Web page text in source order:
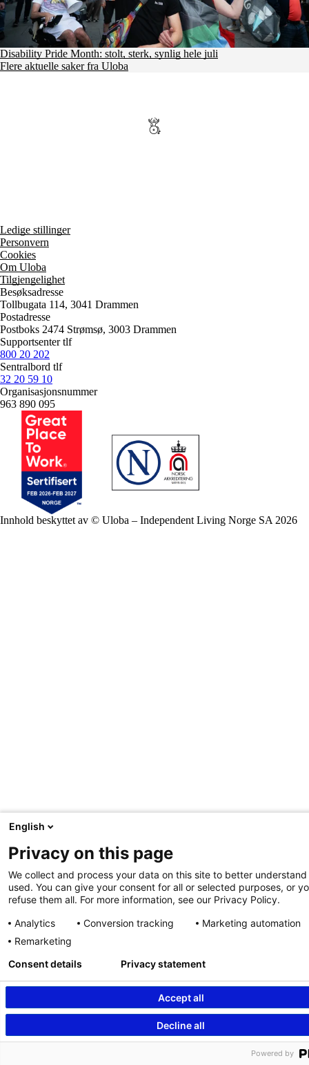
Disability Pride Month: stolt, sterk, synlig hele juli
Flere aktuelle saker fra Uloba
Ledige stillinger
Personvern
Cookies
Om Uloba
Tilgjengelighet
Besøksadresse
Tollbugata 114, 3041 Drammen
Postadresse
Postboks 2474 Strømsø, 3003 Drammen
Supportsenter tlf
800 20 202
Sentralbord tlf
32 20 59 10
Organisasjonsnummer
963 890 095
Innhold beskyttet av © Uloba – Independent Living Norge SA 2026
English
Privacy on this page
We collect and process your data on this site to better
used. You can give your consent for all or selected purposes, or
refuse them all. For more information, see our Privacy Policy.
Analytics
Conversion tracking
Marketing automation
Remarketing
Accept all
Decline all
Consent details Privacy statement
Powered by